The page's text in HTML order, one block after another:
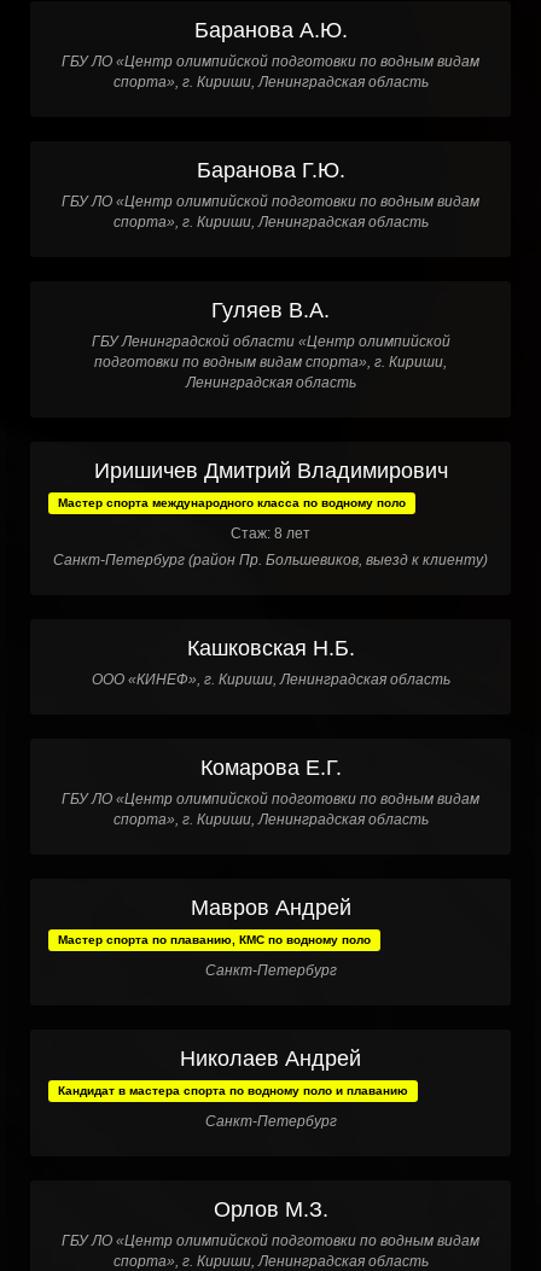
Баранова А.Ю.
ГБУ ЛО «Центр олимпийской подготовки по водным видам
спорта», г. Кириши, Ленинградская область
Баранова Г.Ю.
ГБУ ЛО «Центр олимпийской подготовки по водным видам
спорта», г. Кириши, Ленинградская область
Гуляев В.А.
ГБУ Ленинградской области «Центр олимпийской
подготовки по водным видам спорта», г. Кириши,
Ленинградская область
Иришичев Дмитрий Владимирович
Мастер спорта международного класса по водному поло
Стаж: 8 лет
Санкт-Петербург (район Пр. Большевиков, выезд к клиенту)
Кашковская Н.Б.
ООО «КИНЕФ», г. Кириши, Ленинградская область
Комарова Е.Г.
ГБУ ЛО «Центр олимпийской подготовки по водным видам
спорта», г. Кириши, Ленинградская область
Мавров Андрей
Мастер спорта по плаванию, КМС по водному поло
Санкт-Петербург
Николаев Андрей
Кандидат в мастера спорта по водному поло и плаванию
Санкт-Петербург
Орлов М.З.
ГБУ ЛО «Центр олимпийской подготовки по водным видам
спорта», г. Кириши, Ленинградская область